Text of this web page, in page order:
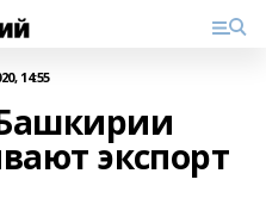
14:55
экспорт